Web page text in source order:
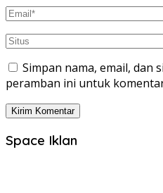
Simpan nama, email, dan
peramban ini untuk
Space Iklan